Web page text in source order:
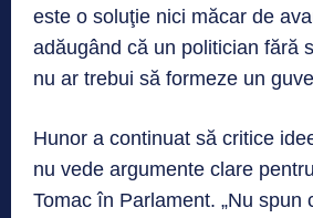
este o soluţie nici măcar de
adăugând că un politician fără
nu ar trebui să formeze un
Hunor a continuat să critice
nu vede argumente clare
Tomac în Parlament. „Nu spun